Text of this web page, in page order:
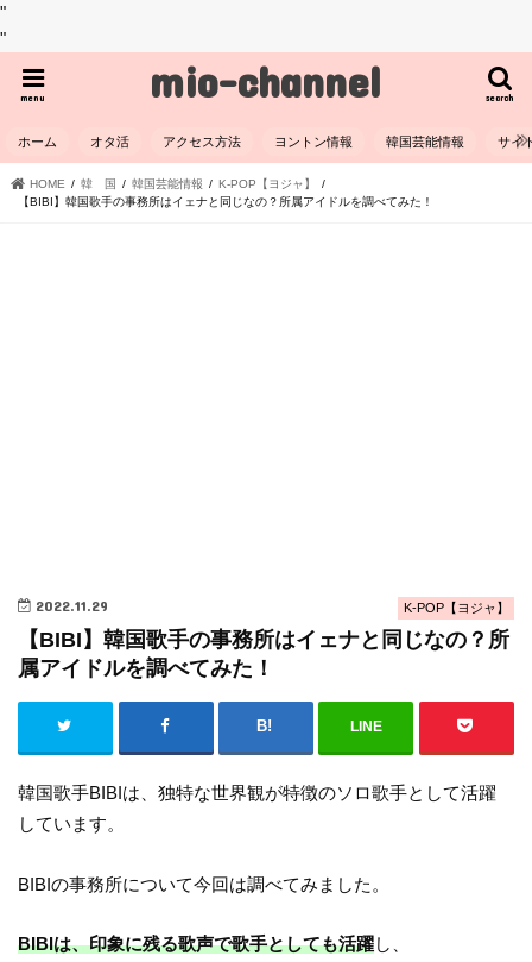
"
"
mio-channel search
menu
ホーム オタ活 アクセス方法 ヨントン情報 韓国芸能情報 サイ
HOME 韓 国 韓国芸能情報
K-POP【ヨジャ】
【BIBI】韓国歌手の事務所はイェナと同じなの？所属アイドルを調べてみた！
K-POP【ヨジャ】
2022.11.29
【BIBI】韓国歌手の事務所はイェナと同じなの？所
属アイドルを調べてみた！
LINE
韓国歌手BIBIは、独特な世界観が特徴のソロ歌手として活躍
しています。
BIBIの事務所について今回は調べてみました。
BIBIは、印象に残る歌声で歌手としても活躍し、